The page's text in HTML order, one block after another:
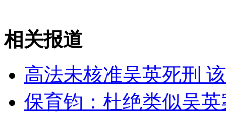
女孩北京地铁殴打老人 痛下狠手拳打脚踢
无痛分娩是否安全 医生回应
外交部：反对强权政治霸凌主义
相关报道
高法未核准吴英死刑
保育钧：杜绝类似吴